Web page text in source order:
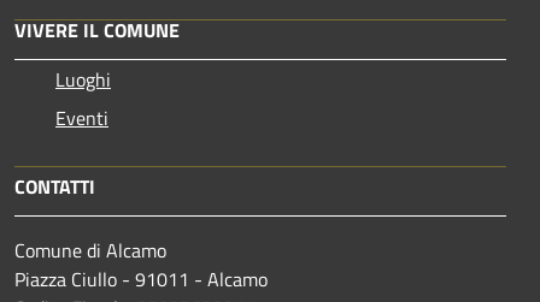
VIVERE IL COMUNE
Luoghi
Eventi
CONTATTI
Comune di Alcamo
Piazza Ciullo - 91011 - Alcamo